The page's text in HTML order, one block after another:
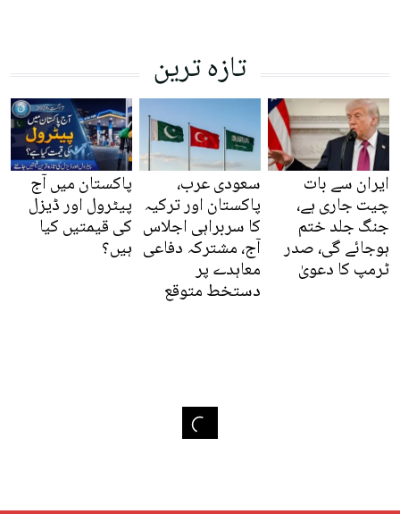
تازہ ترین
ایران سے بات
چیت جاری ہے،
جنگ جلد ختم
ہوجائے گی، صدر
ٹرمپ کا دعویٰ
سعودی عرب،
پاکستان اور ترکیہ
کا سربراہی اجلاس
آج، مشترکہ دفاعی
معاہدے پر
دستخط متوقع
پاکستان میں آج
پیٹرول اور ڈیزل
کی قیمتیں کیا
ہیں؟